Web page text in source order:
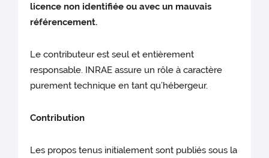
licence non identifiée ou avec un mauvais
référencement.
Le contributeur est seul et entièrement
responsable. INRAE assure un rôle à caractère
purement technique en tant qu’hébergeur.
Contribution
Les propos tenus initialement sont publiés sous la